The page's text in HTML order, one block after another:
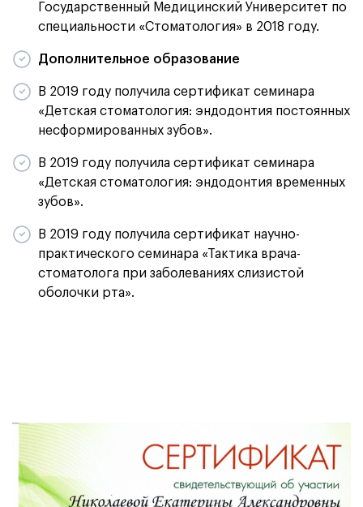
Государственный Медицинский Университет по
специальности «Стоматология» в 2018 году.
Дополнительное образование
В 2019 году получила сертификат семинара
«Детская стоматология: эндодонтия постоянных
несформированных зубов».
В 2019 году получила сертификат семинара
«Детская стоматология: эндодонтия временных
зубов».
В 2019 году получила сертификат научно-
практического семинара «Тактика врача-
стоматолога при заболеваниях слизистой
оболочки рта».